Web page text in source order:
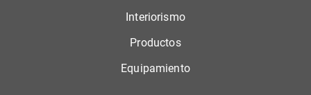
Interiorismo
Productos
Equipamiento